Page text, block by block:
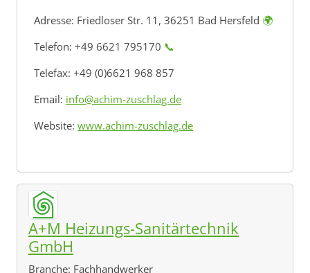
Adresse: Friedloser Str. 11, 36251 Bad Hersfeld 🌍
Telefon: +49 6621 795170 📞
Telefax: +49 (0)6621 968 857
Email: info@achim-zuschlag.de
Website: www.achim-zuschlag.de
A+M Heizungs-Sanitärtechnik
GmbH
Branche: Fachhandwerker